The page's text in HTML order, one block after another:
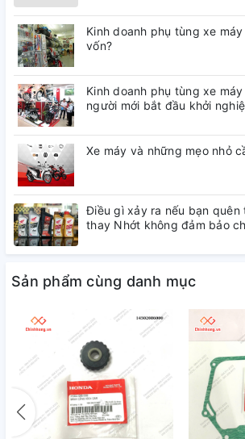
Kinh doanh phụ tùng xe
vốn?
Kinh doanh phụ tùng xe
người mới bắt đầu khởi
Xe máy và những mẹo nhỏ
Điều gì xảy ra nếu bạn quên
thay Nhớt không đảm bảo
Sản phẩm cùng danh mục